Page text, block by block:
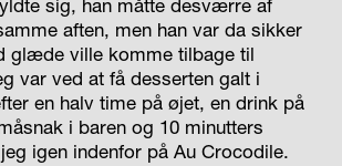
aften, men han var da sikker
glæde ville komme tilbage til
var ved at få desserten galt i
en halv time på øjet, en drink på
i baren og 10 minutters
igen indenfor på Au Crocodile.